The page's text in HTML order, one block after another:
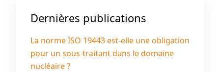
Dernières publications
La norme ISO 19443 est-elle une obligation
pour un sous-traitant dans le domaine
nucléaire ?